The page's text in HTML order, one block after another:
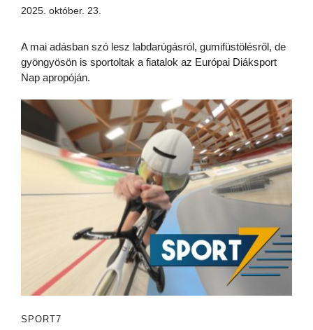
2025. október. 23.
A mai adásban szó lesz labdarúgásról, gumifüstölésről, de
gyöngyösön is sportoltak a fiatalok az Európai Diáksport
Nap apropóján.
SPORT7